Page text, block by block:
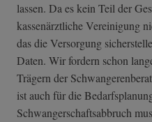
lassen. Da es kein Teil der
kassenärztliche Vereinigung
das die Versorgung
Daten. Wir fordern schon
Trägern der
ist auch für die
Schwangerschaftsabbruch